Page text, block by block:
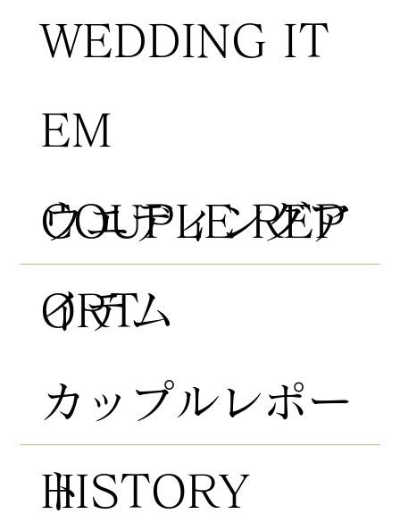
HISTORY
COUPLE REP
ORT
​カップルレポー
ト
WEDDING IT
EM
​ウエディングア
イテム